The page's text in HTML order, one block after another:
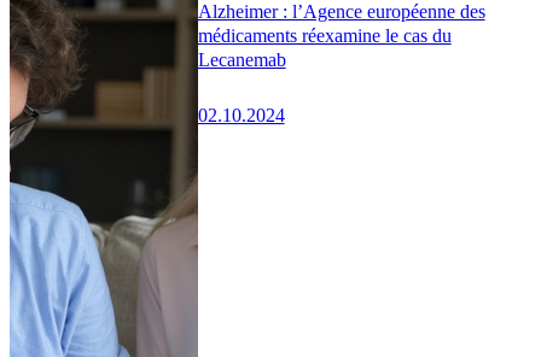
Alzheimer : l’Agence européenne des
médicaments réexamine le cas du
Lecanemab
02.10.2024